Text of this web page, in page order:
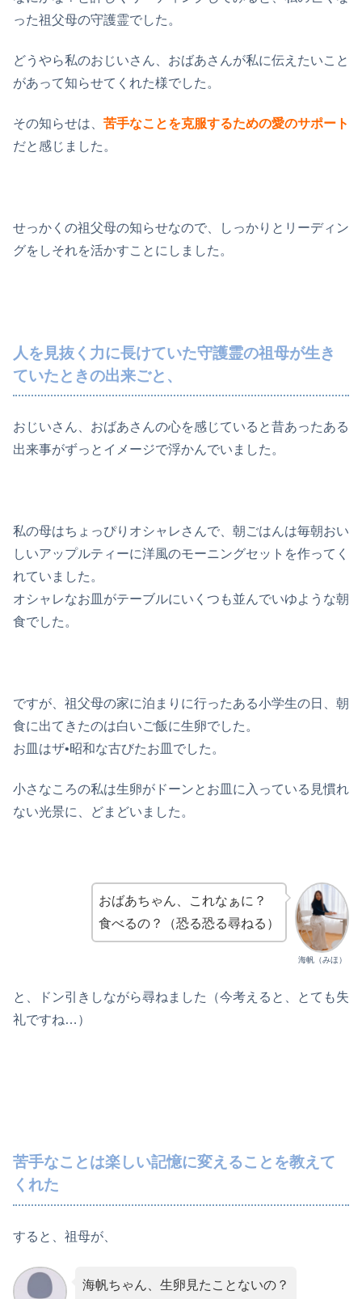
った祖父母の守護霊でした。
どうやら私のおじいさん、おばあさんが私に伝えたいこと
があって知らせてくれた様でした。
その知らせは、 苦手なことを克服するための愛のサポート
だと感じました。
せっかくの祖父母の知らせなので、しっかりとリーディン
グをしそれを活かすことにしました。
人を見抜く力に長けていた守護霊の祖母が生き
ていたときの出来ごと、
おじいさん、おばあさんの心を感じていると昔あったある
出来事がずっとイメージで浮かんでいました。
私の母はちょっぴりオシャレさんで、朝ごはんは毎朝おい
しいアップルティーに洋風のモーニングセットを作ってく
れていました。
オシャレなお皿がテーブルにいくつも並んでいゆような朝
食でした。
ですが、祖父母の家に泊まりに行ったある小学生の日、朝
食に出てきたのは白いご飯に生卵でした。
お皿はザ•昭和な古びたお皿でした。
小さなころの私は生卵がドーンとお皿に入っている見慣れ
ない光景に、どまどいました。
海帆（みほ）
おばあちゃん、これなぁに？
食べるの？（恐る恐る尋ねる）
と、ドン引きしながら尋ねました（今考えると、とても失
礼ですね…）
苦手なことは楽しい記憶に変えることを教えて
くれた
すると、祖母が、
海帆ちゃん、生卵見たことないの？